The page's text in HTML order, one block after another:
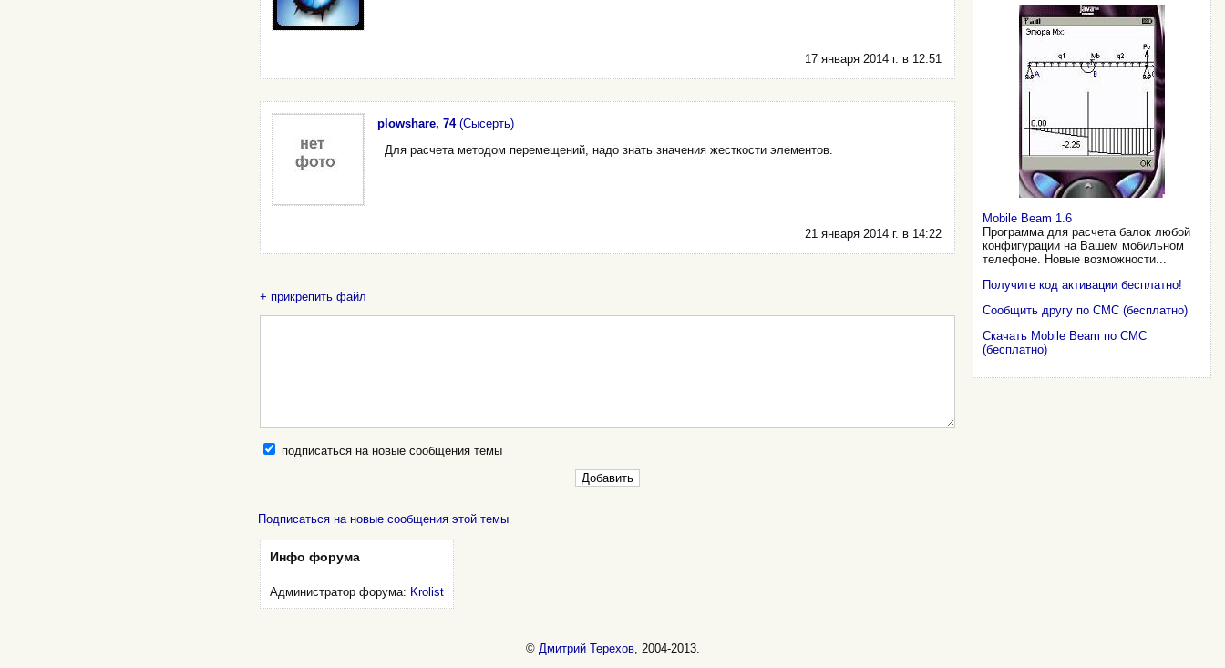
17 января 2014 г. в 12:51
plowshare, 74(Сысерть)
Для расчета методом перемещений, надо знать значения жесткости элементов.
21 января 2014 г. в 14:22
+ прикрепить файл
подписаться на новые сообщения темы
Подписаться на новые сообщения этой темы
Инфо форума
Администратор форума: Krolist
Mobile Beam 1.6
Программа для расчета балок любой
конфигурации на Вашем мобильном
телефоне. Новые возможности...
Получите код активации бесплатно!
Сообщить другу по СМС (бесплатно)
Скачать Mobile Beam по СМС
(бесплатно)
© Дмитрий Терехов, 2004-2013.